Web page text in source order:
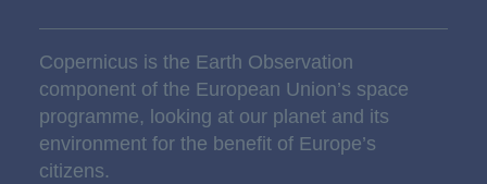
Copernicus is the Earth Observation
component of the European Union’s space
programme, looking at our planet and its
environment for the benefit of Europe’s
citizens.